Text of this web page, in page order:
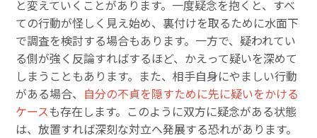
と変えていくことがあります。一度疑念を抱くと、すべ
ての行動が怪しく見え始め、裏付けを取るために水面下
で調査を検討する場合もあります。一方で、疑われてい
る側が強く反論すればするほど、かえって疑いを深めて
しまうこともあります。また、相手自身にやましい行動
がある場合、 自分の不貞を隠すために先に疑いをかける
ケースも存在します。このように双方に疑念がある状態
は、放置すれば深刻な対立へ発展する恐れがあります。